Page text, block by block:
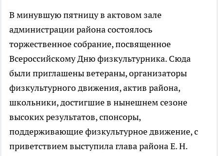
В минувшую пятницу в актовом зале
администрации района состоялось
торжественное собрание, посвященное
Всероссийскому Дню физкультурника. Сюда
были приглашены ветераны, организаторы
физкультурного движения, актив района,
школьники, достигшие в нынешнем сезоне
высоких результатов, спонсоры,
поддерживающие физкультурное движение, с
приветствием выступила глава района Е. Н.